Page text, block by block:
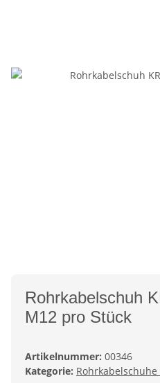
Rohrkabelschuh
M12 pro Stück
Artikelnummer: 00346
Kategorie: Rohrkabelschuhe